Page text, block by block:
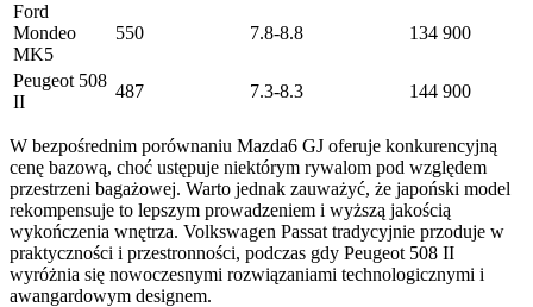
Ford
Mondeo
MK5
550 7.8-8.8 134 900
Peugeot 508
II
487 7.3-8.3 144 900
W bezpośrednim porównaniu Mazda6 GJ oferuje konkurencyjną
cenę bazową, choć ustępuje niektórym rywalom pod względem
przestrzeni bagażowej. Warto jednak zauważyć, że japoński model
rekompensuje to lepszym prowadzeniem i wyższą jakością
wykończenia wnętrza. Volkswagen Passat tradycyjnie przoduje w
praktyczności i przestronności, podczas gdy Peugeot 508 II
wyróżnia się nowoczesnymi rozwiązaniami technologicznymi i
awangardowym designem.